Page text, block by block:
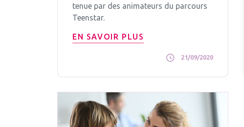
tenue par des animateurs du parcours
Teenstar.
EN SAVOIR PLUS
21/09/2020